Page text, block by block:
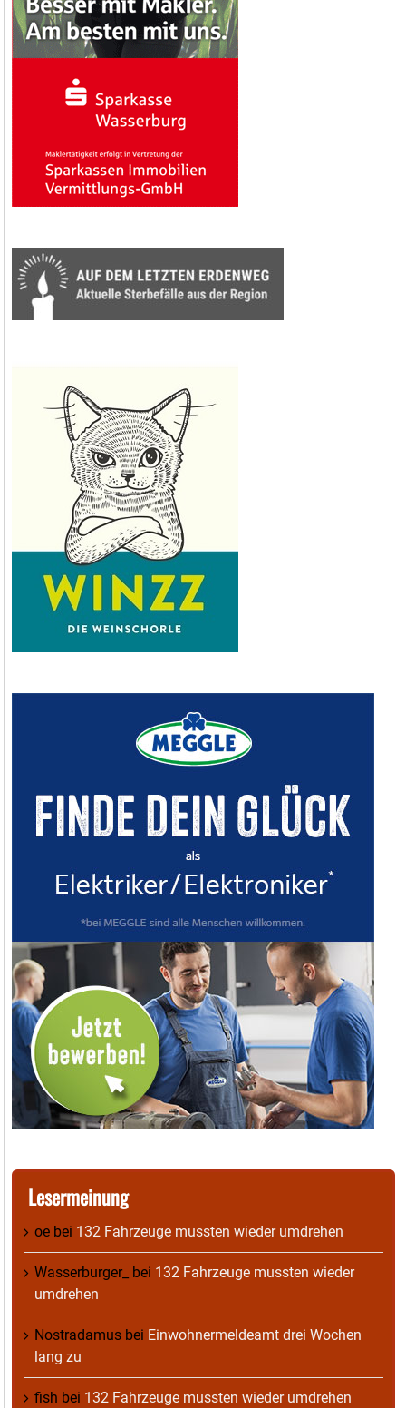
Lesermeinung
oe bei 132 Fahrzeuge mussten wieder umdrehen
Wasserburger_ bei 132 Fahrzeuge mussten wieder
umdrehen
Nostradamus bei Einwohnermeldeamt drei Wochen
lang zu
fish bei 132 Fahrzeuge mussten wieder umdrehen